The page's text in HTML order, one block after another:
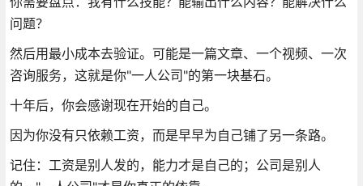
问题？
然后用最小成本去验证。可能是一篇文章、一个视频、一次
咨询服务，这就是你"一人公司"的第一块基石。
十年后，你会感谢现在开始的自己。
因为你没有只依赖工资，而是早早为自己铺了另一条路。
记住：工资是别人发的，能力才是自己的；公司是别人